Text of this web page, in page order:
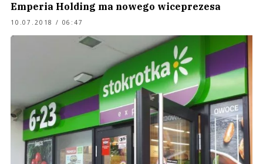
Emperia Holding ma nowego wiceprezesa
10.07.2018 / 06:47